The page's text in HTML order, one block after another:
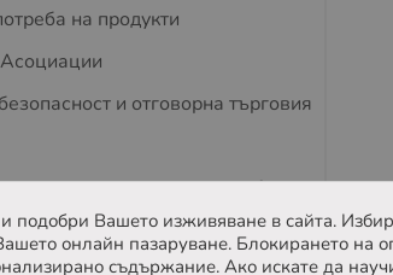
на продукти
и отговорна търговия
на деца и домашни любимци
подобри Вашето изживяване в сайта.
онлайн пазаруване. Блокирането на
съдържание. Ако искате да